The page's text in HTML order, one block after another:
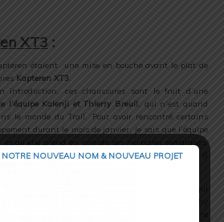
XT3 :
étaient une mise en bouche avant le plat de
Kapteren XT3.
introduction, ces chaussures sont le fruit d’une
l’équipe Kalenji et Thierry Breuil, qui n’est quand
le monde du Trail. Pour avoir rencontré certains
durant le mois de janvier, je sais que l’équipe
qu’elle prend en compte ses moindres remarques,
échanges sont nécessaires avant le lancement à
NOUVEAU NOM & NOUVEAU PROJET